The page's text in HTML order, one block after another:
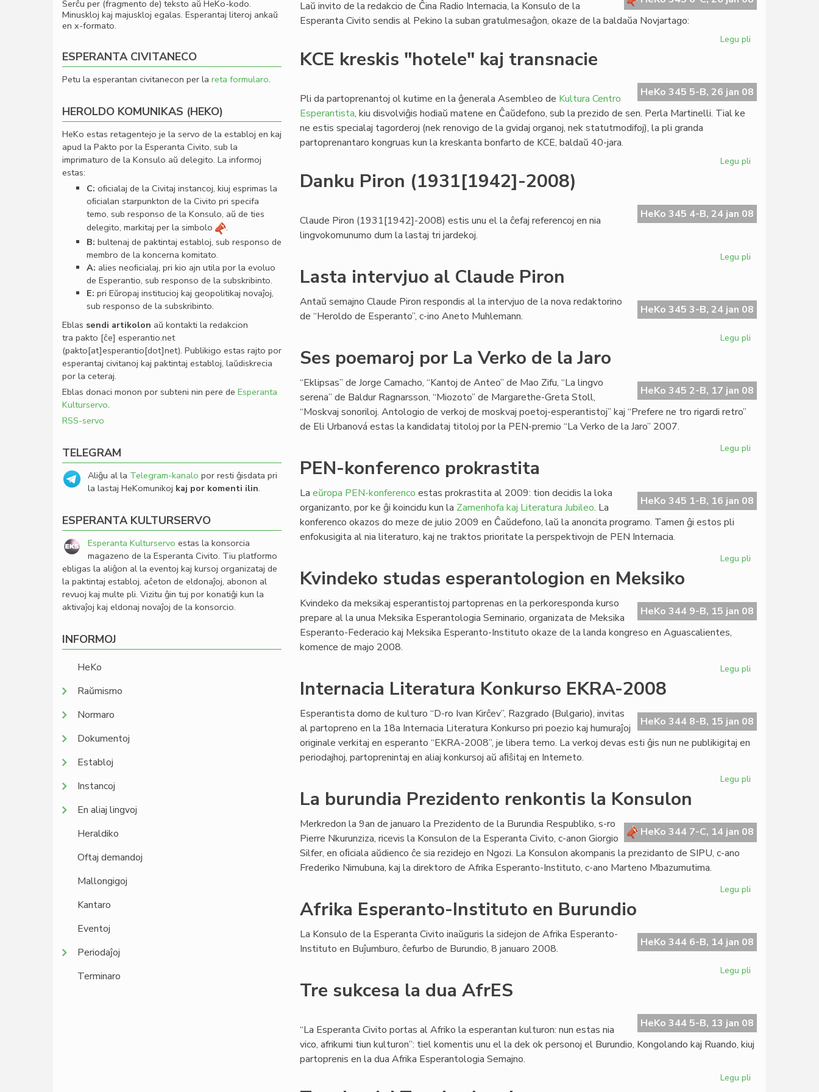
Laŭ invito de la redakcio de Ĉina Radio Internacia, la Konsulo de la
Esperanta Civito sendis al Pekino la suban gratulmesaĝon, okaze de la baldaŭa Novjartago:
Legu pli
Jaro
KCE kreskis "hotele" kaj transnacie
HeKo 345 5-B, 26 jan 08
Pli da partoprenantoj ol kutime en la ĝenerala Asembleo de Kultura Centro
Esperantista, kiu disvolviĝis hodiaŭ matene en Ĉaŭdefono, sub la prezido de sen. Perla Martinelli. Tial ke
ne estis specialaj tagorderoj (nek renovigo de la gvidaj organoj, nek statutmodifoj), la pli granda
partoprenantaro kongruas kun la kreskanta bonfarto de KCE, baldaŭ 40-jara.
Legu pli
kaj
transnacie
Danku Piron (1931[1942]-2008)
HeKo 345 4-B, 24 jan 08
Claude Piron (1931[1942]-2008) estis unu el la ĉefaj referencoj en nia
lingvokomunumo dum la lastaj tri jardekoj.
Legu pli
Lasta intervjuo al Claude Piron
HeKo 345 3-B, 24 jan 08
Antaŭ semajno Claude Piron respondis al la intervjuo de la nova redaktorino
de “Heroldo de Esperanto”, c-ino Aneto Muhlemann.
Legu pli
Claude
Piron
Ses poemaroj por La Verko de la Jaro
HeKo 345 2-B, 17 jan 08
“Eklipsas” de Jorge Camacho, “Kantoj de Anteo” de Mao Zifu, “La lingvo
serena” de Baldur Ragnarsson, “Miozoto” de Margarethe-Greta Stoll,
“Moskvaj sonoriloj. Antologio de verkoj de moskvaj poetoj-esperantistoj” kaj “Prefere ne tro rigardi retro”
de Eli Urbanová estas la kandidataj titoloj por la PEN-premio “La Verko de la Jaro” 2007.
Legu pli
La
Verko
PEN-konferenco prokrastita
HeKo 345 1-B, 16 jan 08
La eŭropa PEN-konferenco estas prokrastita al 2009: tion decidis la loka
organizanto, por ke ĝi koincidu kun la Zamenhofa kaj Literatura Jubileo. La
konferenco okazos do meze de julio 2009 en Ĉaŭdefono, laŭ la anoncita programo. Tamen ĝi estos pli
enfokusigita al nia literaturo, kaj ne traktos prioritate la perspektivojn de PEN Internacia.
Legu pli
Kvindeko studas esperantologion en Meksiko
HeKo 344 9-B, 15 jan 08
Kvindeko da meksikaj esperantistoj partoprenas en la perkoresponda kurso
prepare al la unua Meksika Esperantologia Seminario, organizata de Meksika
Esperanto-Federacio kaj Meksika Esperanto-Instituto okaze de la landa kongreso en Aguascalientes,
komence de majo 2008.
Legu pli
en
Meksiko
Internacia Literatura Konkurso EKRA-2008
HeKo 344 8-B, 15 jan 08
Esperantista domo de kulturo “D-ro Ivan Kirĉev”, Razgrado (Bulgario), invitas
al partopreno en la 18a Internacia Literatura Konkurso pri poezio kaj humuraĵoj
originale verkitaj en esperanto “EKRA-2008”, je libera temo. La verkoj devas esti ĝis nun ne publikigitaj en
periodajhoj, partoprenintaj en aliaj konkursoj aŭ aﬁŝitaj en Interneto.
Legu pli
EKRA-
2008
La burundia Prezidento renkontis la Konsulon
HeKo 344 7-C, 14 jan 08
Merkredon la 9an de januaro la Prezidento de la Burundia Respubliko, s-ro
Pierre Nkurunziza, ricevis la Konsulon de la Esperanta Civito, c-anon Giorgio
Silfer, en oﬁciala aŭdienco ĉe sia rezidejo en Ngozi. La Konsulon akompanis la prezidanto de SIPU, c-ano
Frederiko Nimubuna, kaj la direktoro de Afrika Esperanto-Instituto, c-ano Marteno Mbazumutima.
Legu pli
renkontis
la
Afrika Esperanto-Instituto en Burundio
HeKo 344 6-B, 14 jan 08
La Konsulo de la Esperanta Civito inaŭguris la sidejon de Afrika Esperanto-
Instituto en Buĵumburo, ĉefurbo de Burundio, 8 januaro 2008.
Legu pli
en
Burundio
Tre sukcesa la dua AfrES
HeKo 344 5-B, 13 jan 08
“La Esperanta Civito portas al Afriko la esperantan kulturon: nun estas nia
vico, afrikumi tiun kulturon”: tiel komentis unu el la dek ok personoj el Burundio, Kongolando kaj Ruando, kiuj
partoprenis en la dua Afrika Esperantologia Semajno.
Legu pli
Serĉu per (fragmento de) teksto aŭ HeKo-kodo.
Minuskloj kaj majuskloj egalas. Esperantaj literoj ankaŭ
en x-formato.
ESPERANTA CIVITANECO
Petu la esperantan civitanecon per la reta formularo.
HEROLDO KOMUNIKAS (HEKO)
HeKo estas retagentejo je la servo de la establoj en kaj
apud la Pakto por la Esperanta Civito, sub la
imprimaturo de la Konsulo aŭ delegito. La informoj
estas:
C: oﬁcialaj de la Civitaj instancoj, kiuj esprimas la
oﬁcialan starpunkton de la Civito pri specifa
temo, sub responso de la Konsulo, aŭ de ties
delegito, markitaj per la simbolo
.
B: bultenaj de paktintaj establoj, sub responso de
membro de la koncerna komitato.
A: alies neoﬁcialaj, pri kio ajn utila por la evoluo
de Esperantio, sub responso de la subskribinto.
E: pri Eŭropaj institucioj kaj geopolitikaj novaĵoj,
sub responso de la subskribinto.
Eblas sendi artikolon aŭ kontakti la redakcion
tra pakto [ĉe] esperantio.net
(pakto[at]esperantio[dot]net). Publikigo estas rajto por
esperantaj civitanoj kaj paktintaj establoj, laŭdiskrecia
por la ceteraj.
Eblas donaci monon por subteni nin pere de Esperanta
Kulturservo.
RSS-servo
TELEGRAM
Aliĝu al la Telegram-kanalo por resti ĝisdata pri
la lastaj HeKomunikoj kaj por komenti ilin.
ESPERANTA KULTURSERVO
Esperanta Kulturservo estas la konsorcia
magazeno de la Esperanta Civito. Tiu platformo
ebligas la aliĝon al la eventoj kaj kursoj organizataj de
la paktintaj establoj, aĉeton de eldonaĵoj, abonon al
revuoj kaj multe pli. Vizitu ĝin tuj por konatiĝi kun la
aktivaĵoj kaj eldonaj novaĵoj de la konsorcio.
INFORMOJ
HeKo
Raŭmismo
Normaro
Dokumentoj
Establoj
Instancoj
En aliaj lingvoj
Heraldiko
Oftaj demandoj
Mallongigoj
Kantaro
Eventoj
Periodaĵoj
Terminaro